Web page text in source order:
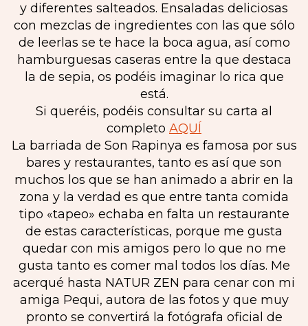
y diferentes salteados. Ensaladas deliciosas
con mezclas de ingredientes con las que sólo
de leerlas se te hace la boca agua, así como
hamburguesas caseras entre la que destaca
la de sepia, os podéis imaginar lo rica que
está.
Si queréis, podéis consultar su carta al
completo AQUÍ
La barriada de Son Rapinya es famosa por sus
bares y restaurantes, tanto es así que son
muchos los que se han animado a abrir en la
zona y la verdad es que entre tanta comida
tipo «tapeo» echaba en falta un restaurante
de estas características, porque me gusta
quedar con mis amigos pero lo que no me
gusta tanto es comer mal todos los días. Me
acerqué hasta NATUR ZEN para cenar con mi
amiga Pequi, autora de las fotos y que muy
pronto se convertirá la fotógrafa oficial de